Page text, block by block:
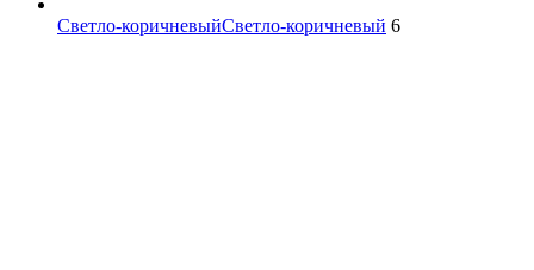
Светло-коричневыйСветло-коричневый 6